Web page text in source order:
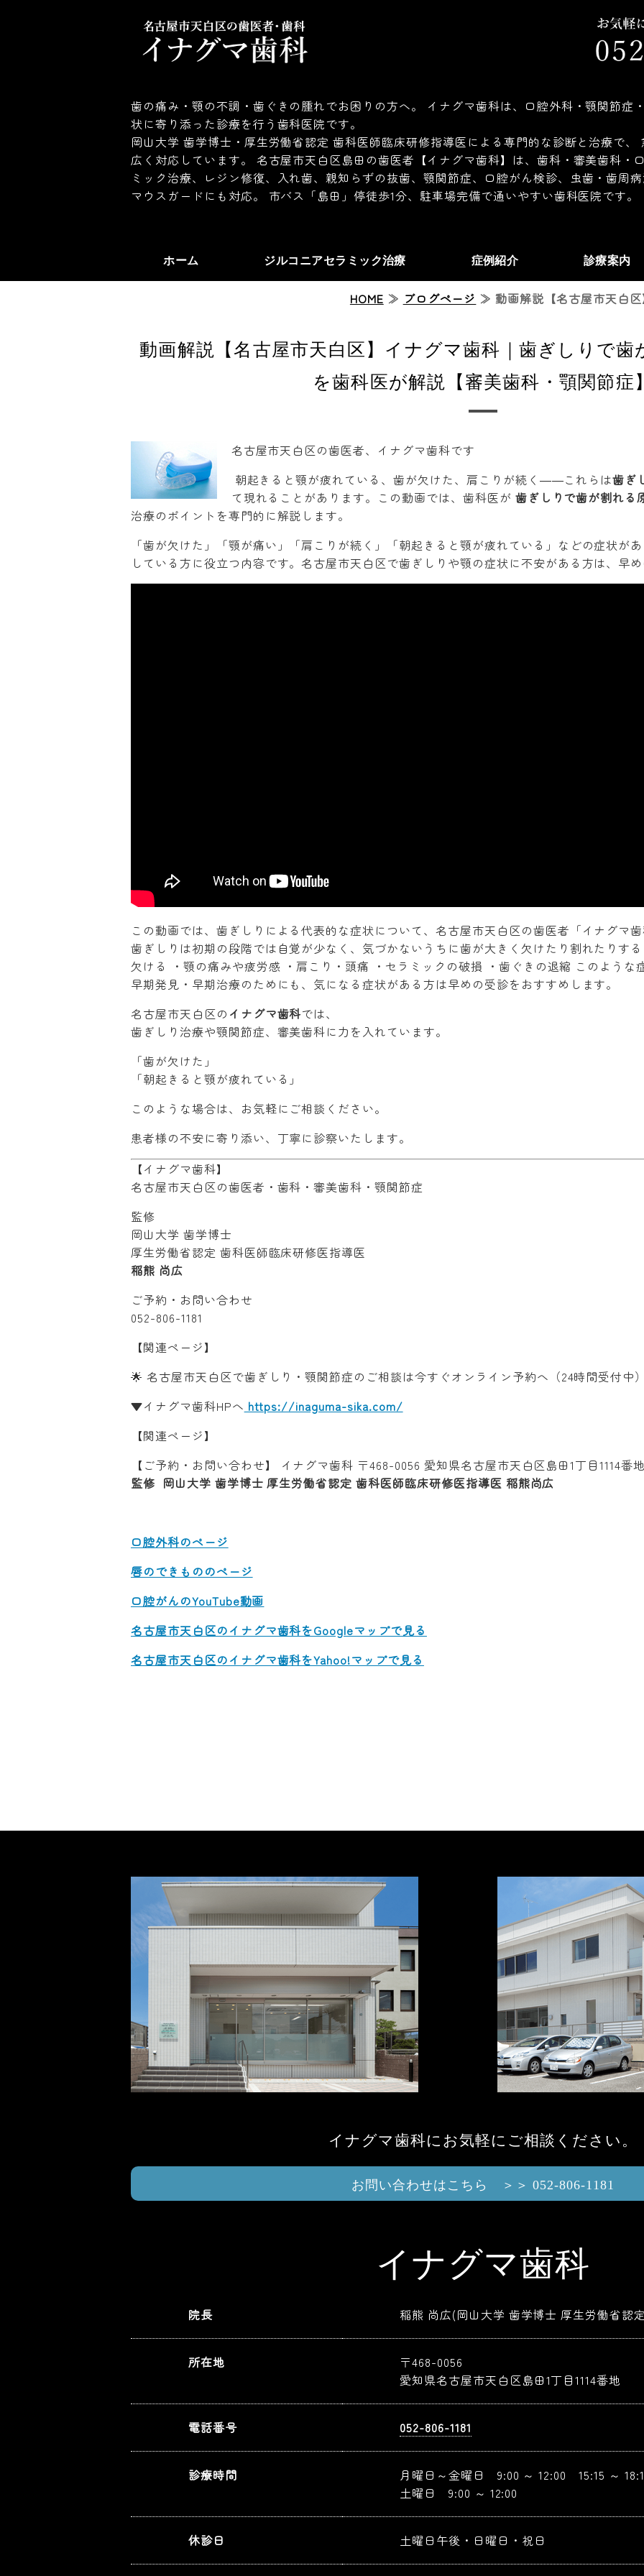
歯の痛み・顎の不調・歯ぐきの腫れでお困りの方へ。 イナグマ歯科は、口腔外科・顎関節症
状に寄り添った診療を行う歯科医院です。
岡山大学 歯学博士・厚生労働省認定 歯科医師臨床研修指導医による専門的な診断と治療で
広く対応しています。 名古屋市天白区島田の歯医者【イナグマ歯科】は、歯科・審美歯科・
ミック治療、レジン修復、入れ歯、親知らずの抜歯、顎関節症、口腔がん検診、虫歯・歯周
マウスガードにも対応。 市バス「島田」停徒歩1分、駐車場完備で通いやすい歯科医院です。
ホーム ジルコニアセラミック治療 症例紹介 診療案内
HOME ≫ ブログページ ≫ 動画解説【名古屋市天白
動画解説【名古屋市天白区】イナグマ歯科｜歯ぎしりで歯
を歯科医が解説【審美歯科・顎関節症】
名古屋市天白区の歯医者、イナグマ歯科です
朝起きると顎が疲れている、歯が欠けた、肩こりが続く――これらは歯ぎ
て現れることがあります。この動画では、歯科医が 歯ぎしりで歯が割れる
治療のポイントを専門的に解説します。
「歯が欠けた」「顎が痛い」「肩こりが続く」「朝起きると顎が疲れている」などの症状が
している方に役立つ内容です。名古屋市天白区で歯ぎしりや顎の症状に不安がある方は、早め
この動画では、歯ぎしりによる代表的な症状について、名古屋市天白区の歯医者「イナグマ
歯ぎしりは初期の段階では自覚が少なく、気づかないうちに歯が大きく欠けたり割れたりす
欠ける ・顎の痛みや疲労感 ・肩こり・頭痛 ・セラミックの破損 ・歯ぐきの退縮 このような
早期発見・早期治療のためにも、気になる症状がある方は早めの受診をおすすめします。
名古屋市天白区の イナグマ歯科では、
歯ぎしり治療や顎関節症、審美歯科に力を入れています。
「歯が欠けた」
「朝起きると顎が疲れている」
このような場合は、お気軽にご相談ください。
患者様の不安に寄り添い、丁寧に診察いたします。
【イナグマ歯科】
名古屋市天白区の歯医者・歯科・審美歯科・顎関節症
監修
岡山大学 歯学博士
厚生労働省認定 歯科医師臨床研修医指導医
稲熊 尚広
ご予約・お問い合わせ
052-806-1181
【関連ページ】
🌟 名古屋市天白区で歯ぎしり・顎関節症のご相談は今すぐオンライン予約へ（24時間受付中
▼イナグマ歯科HPへ https://inaguma-sika.com/
【関連ページ】
【ご予約・お問い合わせ】
イナグマ歯科 〒468-0056 愛知県名古屋市天白区島田1丁目1114番地
監修 岡山大学 歯学博士 厚生労働省認定 歯科医師臨床研修医指導医 稲熊尚広
口腔外科のページ
唇のできもののページ
口腔がんのYouTube動画
名古屋市天白区のイナグマ歯科をGoogleマップで見る
名古屋市天白区のイナグマ歯科をYahoo!マップで見る
イナグマ歯科にお気軽にご相談ください。
お問い合わせはこちら ＞＞ 052-806-1181
イナグマ歯科
院長 稲熊 尚広(岡山大学 歯学博士 厚生労働省認
所在地
〒468-0056
愛知県名古屋市天白区島田1丁目1114番地
電話番号 052-806-1181
診療時間
月曜日～金曜日 9:00 ～ 12:00 15:15 ～
土曜日 9:00 ～ 12:00
休診日 土曜日午後・日曜日・祝日